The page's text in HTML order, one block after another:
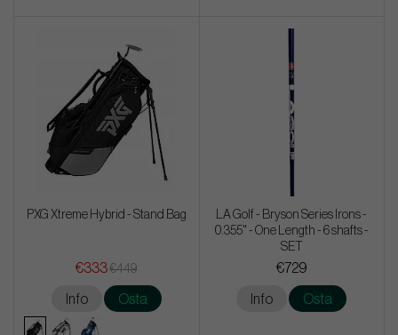
PXG Xtreme Hybrid - Stand Bag
€333€449
Info Osta
LA Golf - Bryson Series Irons -
0.355" - One Length - 6 shafts -
SET
€729
Info Osta